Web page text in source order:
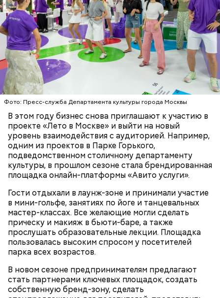
Фото: Пресс-служба Департамента культуры города Москвы
В этом году бизнес снова приглашают к участию в
проекте «Лето в Москве» и выйти на новый
уровень взаимодействия с аудиторией. Например,
одним из проектов в Парке Горького,
подведомственном столичному департаменту
культуры, в прошлом сезоне стала брендированная
площадка онлайн-платформы «Авито услуги».
Гости отдыхали в лаунж-зоне и принимали участие
в мини-гольфе, занятиях по йоге и танцевальных
мастер-классах. Все желающие могли сделать
прическу и макияж в бьюти-баре, а также
прослушать образовательные лекции. Площадка
пользовалась высоким спросом у посетителей
парка всех возрастов.
В новом сезоне предпринимателям предлагают
стать партнерами ключевых площадок, создать
собственную бренд-зону, сделать
От новичка к профи:
«Абилимпикс» помогает в
особенностями здоровья
Лучшая техника
В Первом московском образовательном комплексе
обновили мастерские для дизайнеров одежды. Их
оснастили промышленными швейными машинами,
парогенераторами, раскройными столами и
манекенами. В колледже также открылась
лаборатория для бариста с профессиональными
кофемашинами и инструментами, где уже
занимаются более 500 студентов.
Диплом по цене квартиры: из чего
складывается стоимость
профессии будут престижными
ПРЯМАЯ РЕЧЬ
Ситора Даргель, заместитель директора по
событийному маркетингу кинопарка «Москино»: